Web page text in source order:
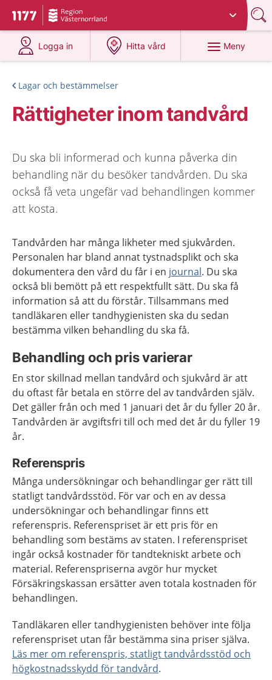
Till startsidan för 1177
Du har valt region
Logga in
på 1177.se
Hitta vård
på 1177.se
Meny
Lagar och bestämmelser
Rättigheter inom tandvård
Du ska bli informerad och kunna påverka din
behandling när du besöker tandvården. Du ska
också få veta ungefär vad behandlingen kommer
att kosta.
Tandvården har många likheter med sjukvården.
Personalen har bland annat tystnadsplikt och ska
dokumentera den vård du får i en journal. Du ska
också bli bemött på ett respektfullt sätt. Du ska få
information så att du förstår. Tillsammans med
tandläkaren eller tandhygienisten ska du sedan
bestämma vilken behandling du ska få.
Behandling och pris varierar
En stor skillnad mellan tandvård och sjukvård är att
du oftast får betala en större del av tandvården själv.
Det gäller från och med 1 januari det år du fyller 20 år.
Tandvården är avgiftsfri till och med det år du fyller 19
år.
Referenspris
Många undersökningar och behandlingar ger rätt till
statligt tandvårdsstöd. För var och en av dessa
undersökningar och behandlingar finns ett
referenspris. Referenspriset är ett pris för en
behandling som bestäms av staten. I referenspriset
ingår också kostnader för tandtekniskt arbete och
material. Referenspriserna avgör hur mycket
Försäkringskassan ersätter aven totala kostnaden för
behandlingen.
Tandläkaren eller tandhygienisten behöver inte följa
referenspriset utan får bestämma sina priser själva.
Läs mer om referenspris, statligt tandvårdsstöd och
högkostnadsskydd för tandvård.